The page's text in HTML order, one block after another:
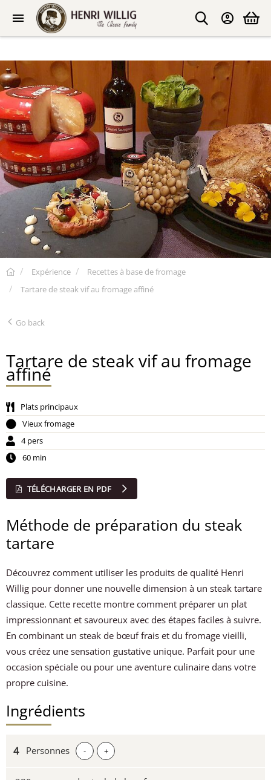
Expérience
Recettes à base de fromage
Tartare de steak vif au fromage affiné
Go back
Tartare de steak vif au fromage
affiné
Plats principaux
Vieux fromage
4 pers
60 min
TÉLÉCHARGER EN PDF
Méthode de préparation du steak
tartare
Découvrez comment utiliser les produits de qualité Henri
Willig pour donner une nouvelle dimension à un steak tartare
classique. Cette recette montre comment préparer un plat
impressionnant et savoureux avec des étapes faciles à suivre.
En combinant un steak de bœuf frais et du fromage vieilli,
vous créez une sensation gustative unique. Parfait pour une
occasion spéciale ou pour une aventure culinaire dans votre
propre cuisine.
Ingrédients
Personnes - +